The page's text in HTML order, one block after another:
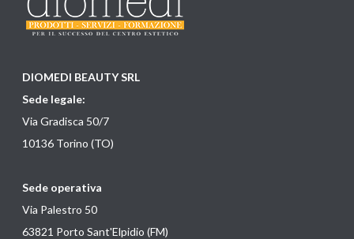
DIOMEDI BEAUTY SRL
Sede legale:
Via Gradisca 50/7
10136 Torino (TO)
Sede operativa
Via Palestro 50
63821 Porto Sant'Elpidio (FM)